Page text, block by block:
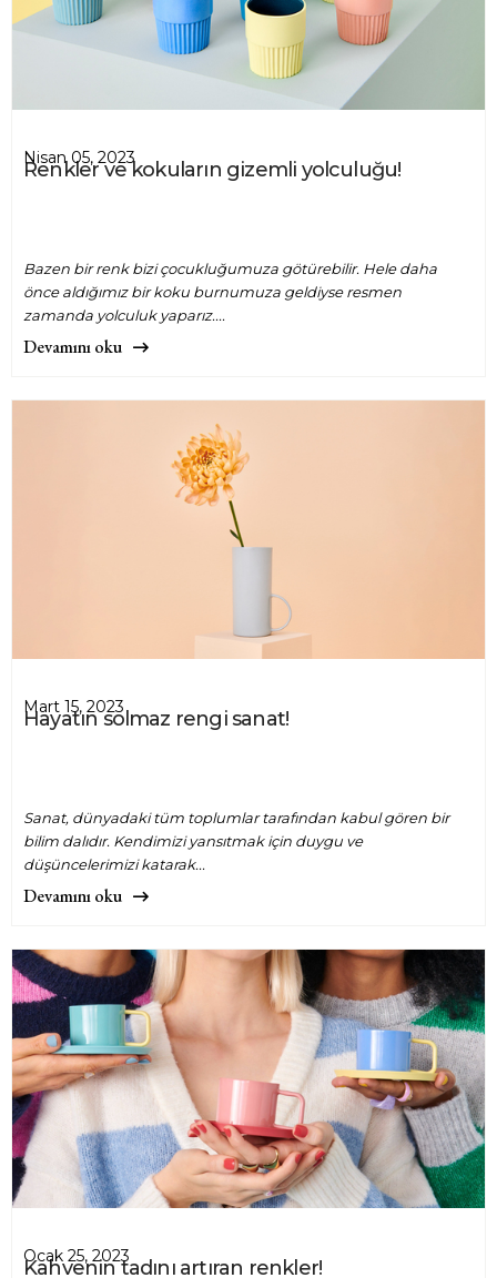
Renkler ve kokuların gizemli yolculuğu!
Nisan 05, 2023
Bazen bir renk bizi çocukluğumuza götürebilir. Hele daha
önce aldığımız bir koku burnumuza geldiyse resmen
zamanda yolculuk yaparız....
Devamını oku
Hayatın solmaz rengi sanat!
Mart 15, 2023
Sanat, dünyadaki tüm toplumlar tarafından kabul gören bir
bilim dalıdır. Kendimizi yansıtmak için duygu ve
düşüncelerimizi katarak...
Devamını oku
Kahvenin tadını artıran renkler!
Ocak 25, 2023